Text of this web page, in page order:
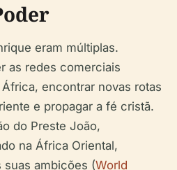
eram múltiplas.
as redes comerciais
encontrar novas rotas
e propagar a fé cristã.
do Preste João,
na África Oriental,
suas ambições (World